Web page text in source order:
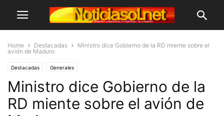
Home Destacadas
Ministro dice Gobierno de la RD miente sobre el
avión de Maduro
Destacadas Generales
Ministro dice Gobierno de la
RD miente sobre el avión de